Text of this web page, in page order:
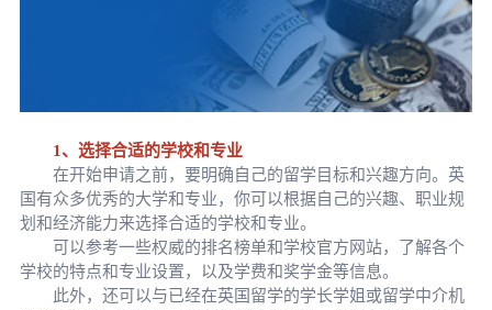
1、选择合适的学校和专业
在开始申请之前，要明确自己的留学目标和兴趣方向。英
国有众多优秀的大学和专业，你可以根据自己的兴趣、职业规
划和经济能力来选择合适的学校和专业。
可以参考一些权威的排名榜单和学校官方网站，了解各个
学校的特点和专业设置，以及学费和奖学金等信息。
此外，还可以与已经在英国留学的学长学姐或留学中介机